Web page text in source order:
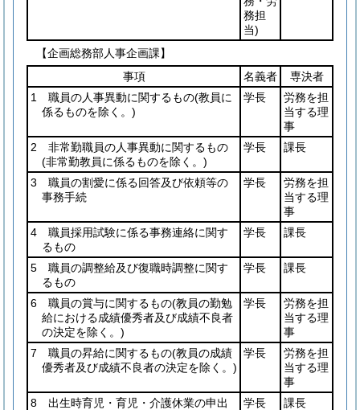
務担
当)
【企画総務部人事企画課】
事項
名義者
専決者
1 職員の人事異動に関するもの(教員に
係るものを除く。)
学長
労務を担
当する理
事
2 非常勤職員の人事異動に関するもの
(非常勤教員に係るものを除く。)
学長 課長
3 職員の割愛に係る回答及び依頼等の
事務手続
学長
労務を担
当する理
事
4 職員採用試験に係る事務連絡に関す
るもの
学長 課長
5 職員の調整給及び復職時調整に関す
るもの
学長 課長
6 職員の賞与に関するもの(教員の勤勉
給における成績優秀者及び成績不良者
の決定を除く。)
学長
労務を担
当する理
事
7 職員の昇給に関するもの(教員の成績
優秀者及び成績不良者の決定を除く。)
学長
労務を担
当する理
事
8 出生時育児・育児・介護休業の申出
学長 課長